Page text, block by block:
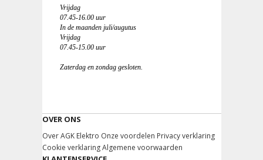
Vrijdag
07.45-16.00 uur
In de maanden juli/augutus
Vrijdag
07.45-15.00 uur
Zaterdag en zondag gesloten.
OVER ONS
Over AGK Elektro Onze voordelen Privacy verklaring
Cookie verklaring Algemene voorwaarden